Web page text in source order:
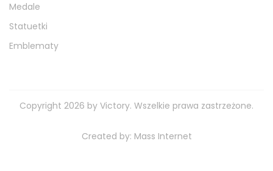
Medale
Statuetki
Emblematy
Copyright 2026 by Victory. Wszelkie prawa zastrzeżone.
Created by: Mass Internet